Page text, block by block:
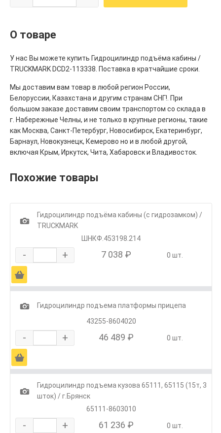
О товаре
У нас Вы можете купить Гидроцилиндр подъёма кабины /
TRUCKMARK DCD2-113338. Поставка в кратчайшие сроки.
Мы доставим вам товар в любой регион России,
Белоруссии, Казахстана и другим странам СНГ!. При
большом заказе доставим своим транспортом со склада в
г. Набережные Челны, и не только в крупные регионы, такие
как Москва, Санкт-Петербург, Новосибирск, Екатеринбург,
Барнаул, Новокузнецк, Кемерово но и в любой другой,
включая Крым, Иркутск, Чита, Хабаровск и Владивосток.
Похожие товары
1
Гидроцилиндр подъёма кабины (с гидрозамком) /
TRUCKMARK
ШНКФ.453198.214
- + 7 038 ₽ 0 шт.
Ä
1
Гидроцилиндр подъема платформы прицепа
43255-8604020
- + 46 489 ₽ 0 шт.
Ä
1
Гидроцилиндр подъема кузова 65111, 65115 (15т, 3
шток) / г.Брянск
65111-8603010
- + 61 236 ₽ 0 шт.